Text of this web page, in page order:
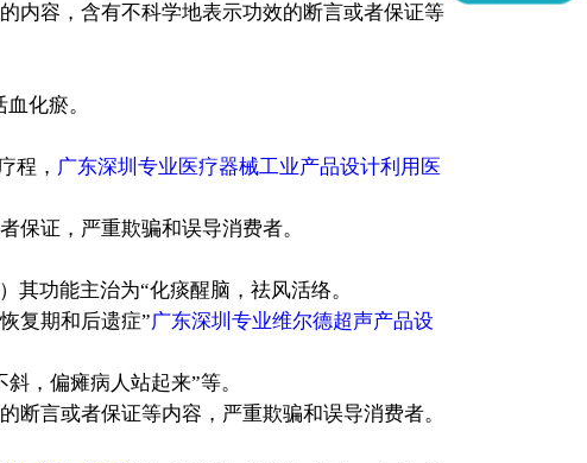
内容，含有不科学地表示功效的断言或者保证等
化瘀。
程， 广东深圳专业医疗器械工业产品设计利用医
保证，严重欺骗和误导消费者。
功能主治为“化痰醒脑，祛风活络。
复期和后遗症”广东深圳专业维尔德超声产品设
，偏瘫病人站起来”等。
言或者保证等内容，严重欺骗和误导消费者。